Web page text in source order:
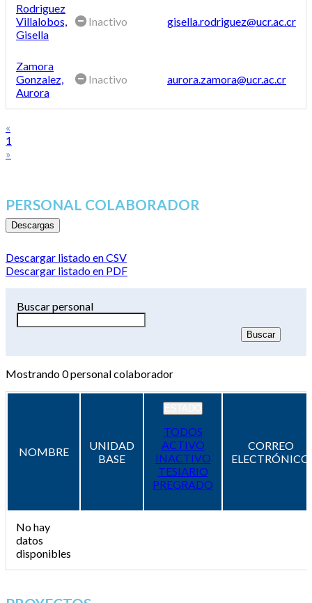
Rodriguez
Villalobos,
Gisella
Inactivo gisella.rodriguez@ucr.ac.cr
Zamora
Gonzalez,
Aurora
Inactivo aurora.zamora@ucr.ac.cr
«
1
»
PERSONAL COLABORADOR
Descargas
Descargar listado en CSV
Descargar listado en PDF
Buscar personal
Mostrando0personal colaborador
NOMBRE
UNIDAD
BASE
TODOS
ACTIVO
INACTIVO
TESIARIO
PREGRADO
CORREO
ELECTRÓNICO
No hay
datos
disponibles